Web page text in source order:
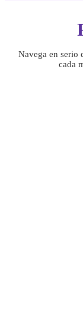
Navega en serio
cada